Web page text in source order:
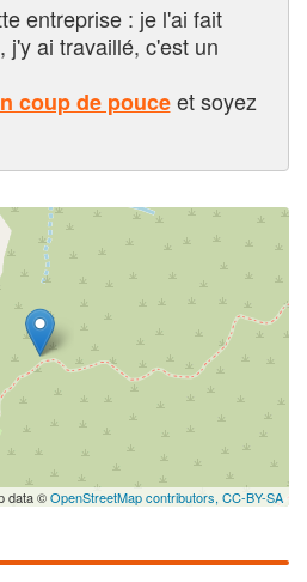
entreprise : je l'ai fait
j'y ai travaillé, c'est un
coup de pouceet soyez
data ©OpenStreetMap contributors, CC-BY-SA